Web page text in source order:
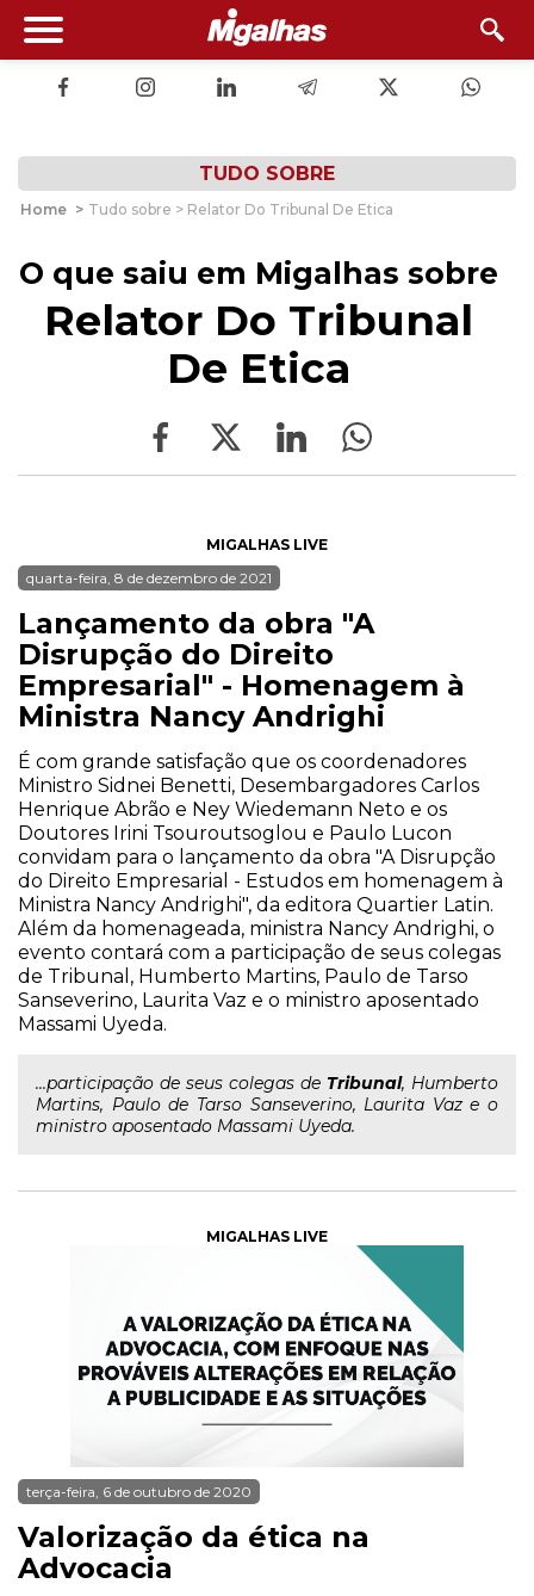
TUDO SOBRE
Home > Tudo sobre > Relator Do Tribunal De Etica
O que saiu em Migalhas sobre
Relator Do Tribunal
De Etica
MIGALHAS LIVE
quarta-feira, 8 de dezembro de 2021
Lançamento da obra "A
Disrupção do Direito
Empresarial" - Homenagem à
Ministra Nancy Andrighi
É com grande satisfação que os coordenadores
Ministro Sidnei Benetti, Desembargadores Carlos
Henrique Abrão e Ney Wiedemann Neto e os
Doutores Irini Tsouroutsoglou e Paulo Lucon
convidam para o lançamento da obra "A Disrupção
do Direito Empresarial - Estudos em homenagem à
Ministra Nancy Andrighi", da editora Quartier Latin.
Além da homenageada, ministra Nancy Andrighi, o
evento contará com a participação de seus colegas
de Tribunal, Humberto Martins, Paulo de Tarso
Sanseverino, Laurita Vaz e o ministro aposentado
Massami Uyeda.
...participação de seus colegas de Tribunal, Humberto
Martins, Paulo de Tarso Sanseverino, Laurita Vaz e o
ministro aposentado Massami Uyeda.
MIGALHAS LIVE
terça-feira, 6 de outubro de 2020
Valorização da ética na
Advocacia